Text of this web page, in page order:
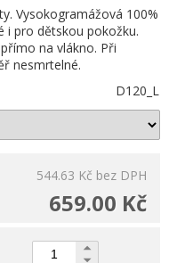
Vysokogramážová 100%
i pro dětskou pokožku.
na vlákno. Při
nesmrtelné.
D120_L
544.63 Kč bez DPH
659.00 Kč